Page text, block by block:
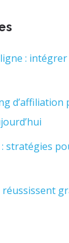
: intégrer
d’affiliation
stratégies